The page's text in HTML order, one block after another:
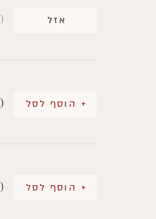
אזל
+ הוסף לסל
+ הוסף לסל